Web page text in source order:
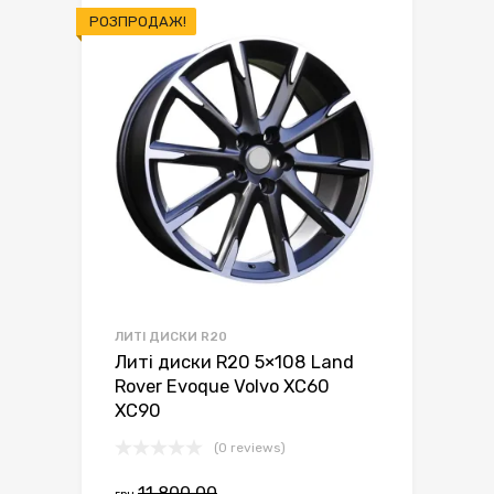
РОЗПРОДАЖ!
ЛИТІ ДИСКИ R20
Литі диски R20 5×108 Land
Rover Evoque Volvo XC60
XC90
(0 reviews)